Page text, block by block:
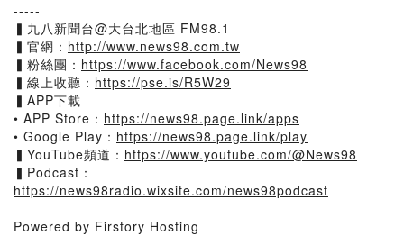
-----
▍九八新聞台@大台北地區 FM98.1
▍官網： http://www.news98.com.tw
▍粉絲團： https://www.facebook.com/News98
▍線上收聽： https://pse.is/R5W29
▍APP下載
• APP Store： https://news98.page.link/apps
• Google Play： https://news98.page.link/play
▍YouTube頻道： https://www.youtube.com/@News98
▍Podcast：
https://news98radio.wixsite.com/news98podcast
Powered by Firstory Hosting